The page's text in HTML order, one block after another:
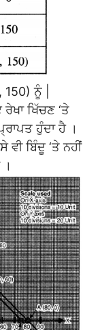
ਨੂੰ |
ਖਿੱਚਣ ‘ਤੇ
ਹੁੰਦਾ ਹੈ ।
ਬਿੰਦੂ ‘ਤੇ ਨਹੀਂ